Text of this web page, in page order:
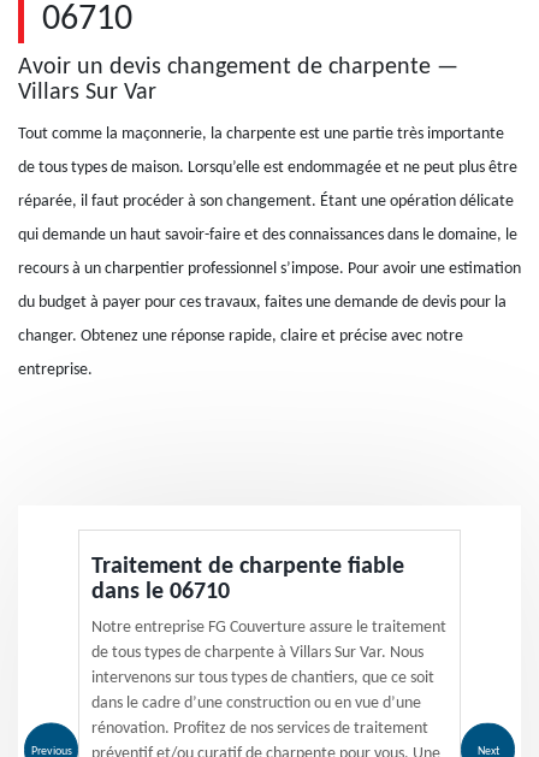
06710
Avoir un devis changement de charpente —
Villars Sur Var
Tout comme la maçonnerie, la charpente est une partie très importante
de tous types de maison. Lorsqu’elle est endommagée et ne peut plus être
réparée, il faut procéder à son changement. Étant une opération délicate
qui demande un haut savoir-faire et des connaissances dans le domaine, le
recours à un charpentier professionnel s’impose. Pour avoir une estimation
du budget à payer pour ces travaux, faites une demande de devis pour la
changer. Obtenez une réponse rapide, claire et précise avec notre
entreprise.
Previous
Traitement de charpente fiable
dans le 06710
Notre entreprise FG Couverture assure le traitement
de tous types de charpente à Villars Sur Var. Nous
intervenons sur tous types de chantiers, que ce soit
dans le cadre d’une construction ou en vue d’une
rénovation. Profitez de nos services de traitement
Next